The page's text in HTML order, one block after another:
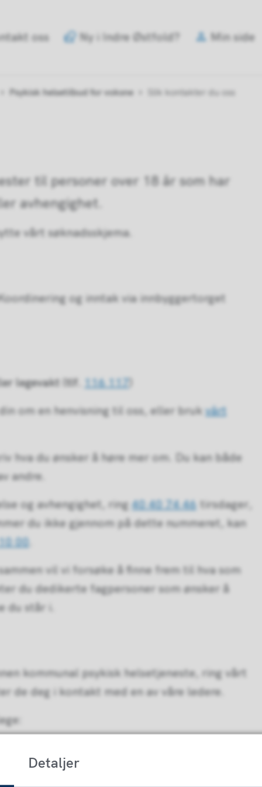
oss Ny i Indre Østfold? Min side
Psykisk helsetilbud for voksne Slik kontakter du oss
til personer over 18 år som har
avhengighet.
vårt søknadsskjema.
og inntak via innbyggertorget
legevakt (tlf. 116 117
om en henvisning til oss, eller brukvårt
hva du ønsker å høre mer om. Du kan både
andre.
og avhengighet, ring40 40 74 46tirsdager,
du ikke gjennom på dette nummeret, kan
00.
vil vi forsøke å finne frem til hva som
du dedikerte fagpersoner som ønsker å
står i.
kommunal psykisk helsetjeneste, ring vårt
de deg i kontakt med en av våre ledere.
Detaljer